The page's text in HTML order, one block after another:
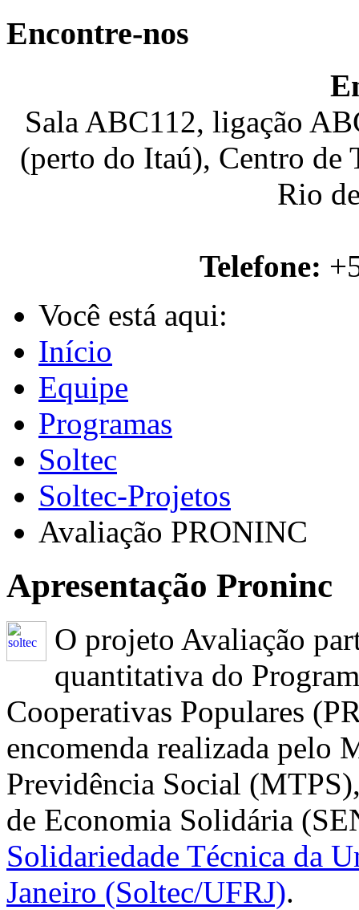
Encontre-nos
Sala ABC112, ligação
(perto do Itaú), Centro de
Rio
Telefone:
Você está aqui:
Início
Equipe
Programas
Soltec
Soltec-Projetos
Avaliação PRONINC
Apresentação Proninc
O projeto Avaliação
quantitativa do
Cooperativas Populares
encomenda realizada pelo
Previdência Social
de Economia Solidária
Solidariedade Técnica da
Janeiro (Soltec/UFRJ).